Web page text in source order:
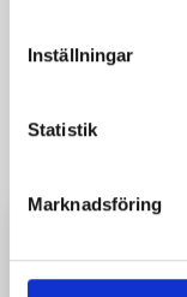
Inställningar
Statistik
Marknadsföring
Enterzone code 17658
the correct zone code